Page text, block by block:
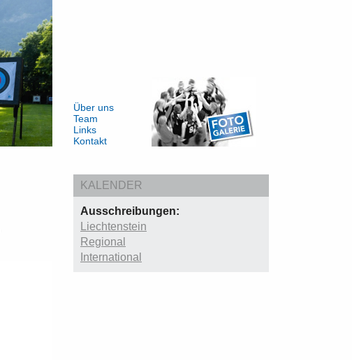
Über uns
Team
Links
Kontakt
KALENDER
Ausschreibungen:
Liechtenstein
Regional
International